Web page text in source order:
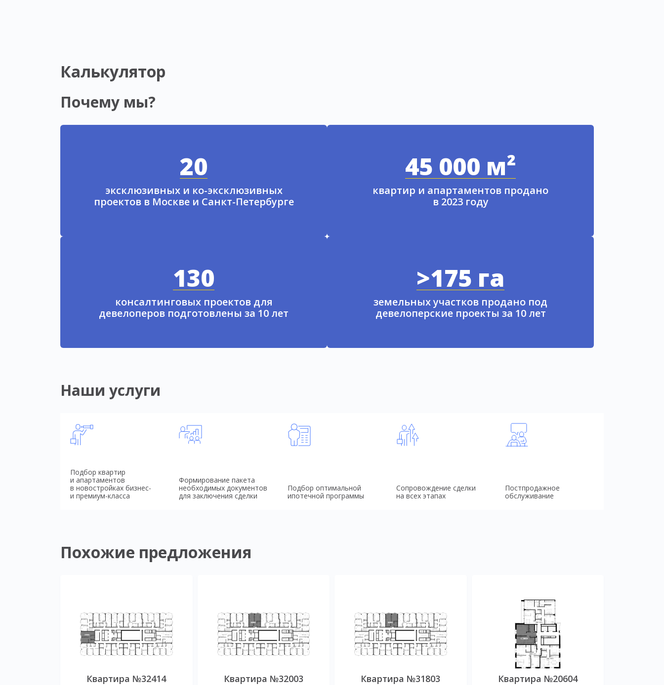
Калькулятор
Почему мы?
20
эксклюзивных и ко-эксклюзивных
проектов в Москве и Санкт-Петербурге
45 000 м²
квартир и апартаментов продано
в 2023 году
130
консалтинговых проектов для
девелоперов подготовлены за 10 лет
>175 га
земельных участков продано под
девелоперские проекты за 10 лет
Наши услуги
Подбор квартир
и апартаментов
в новостройках бизнес-
и премиум-класса
Формирование пакета
необходимых документов
для заключения сделки
Подбор оптимальной
ипотечной программы
Сопровождение сделки
на всех этапах
Постпродажное
обслуживание
Похожие предложения
Квартира №32414 Квартира №32003 Квартира №31803 Квартира №20604